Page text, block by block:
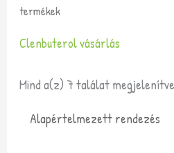
termékek
Clenbuterol vásárlás
Mind a(z) 7 találat megjelenítve